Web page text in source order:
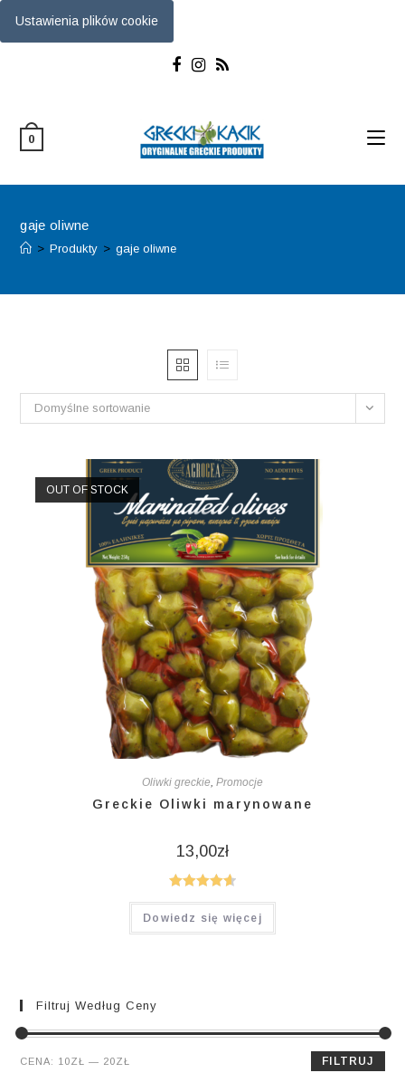
Ustawienia plików cookie
0
gaje oliwne
> Produkty > gaje oliwne
Domyślne sortowanie
OUT OF STOCK
Oliwki greckie, Promocje
Greckie Oliwki marynowane
13,00zł
Oceniono
4.64 na 5
Dowiedz się więcej
Filtruj Według Ceny
Cena
Cena
FILTRUJ
CENA: 10ZŁ — 20ZŁ